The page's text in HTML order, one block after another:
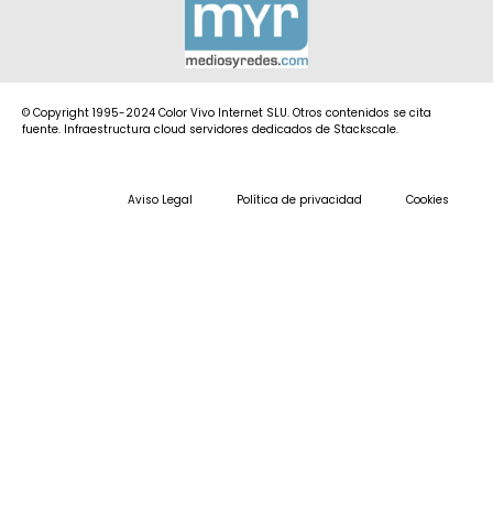
© Copyright 1995-2024 Color Vivo Internet SLU. Otros contenidos se cita
fuente. Infraestructura cloud servidores dedicados de Stackscale.
Aviso Legal Política de privacidad Cookies